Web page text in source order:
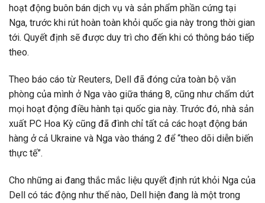
hoạt động buôn bán dịch vụ và sản phẩm phần cứng tại
Nga, trước khi rút hoàn toàn khỏi quốc gia này trong thời gian
tới. Quyết định sẽ được duy trì cho đến khi có thông báo tiếp
theo.
Theo báo cáo từ Reuters, Dell đã đóng cửa toàn bộ văn
phòng của mình ở Nga vào giữa tháng 8, cũng như chấm dứt
mọi hoạt động điều hành tại quốc gia này. Trước đó, nhà sản
xuất PC Hoa Kỳ cũng đã đình chỉ tất cả các hoạt động bán
hàng ở cả Ukraine và Nga vào tháng 2 để “theo dõi diễn biến
thực tế”.
Cho những ai đang thắc mắc liệu quyết định rút khỏi Nga của
Dell có tác động như thế nào, Dell hiện đang là một trong